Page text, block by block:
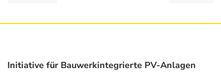
Initiative für Bauwerkintegrierte PV-Anlagen